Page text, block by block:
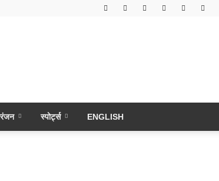
स्पोर्ट्स ENGLISH